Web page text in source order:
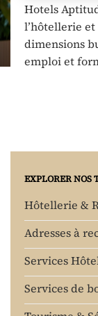
Hotels
l’hôtellerie
dimensions
emploi et
EXPLORER NOS
Hôtellerie &
Adresses à
Services
Services de